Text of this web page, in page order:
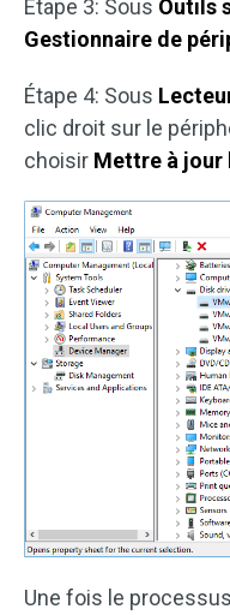
Étape 3: Sous Outils
Gestionnaire de
Étape 4: Sous
clic droit sur le
choisir Mettre à jour
Une fois le